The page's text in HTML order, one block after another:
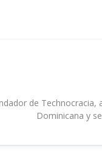
de
Dominicana y